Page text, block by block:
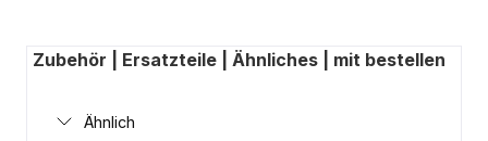
Zubehör | Ersatzteile | Ähnliches | mit bestellen
Ähnlich